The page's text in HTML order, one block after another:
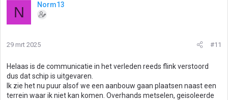
N Norm13
29 mrt 2025 #11
Helaas is de communicatie in het verleden reeds flink verstoord
dus dat schip is uitgevaren.
Ik zie het nu puur alsof we een aanbouw gaan plaatsen naast een
terrein waar ik niet kan komen. Overhands metselen, geisoleerde